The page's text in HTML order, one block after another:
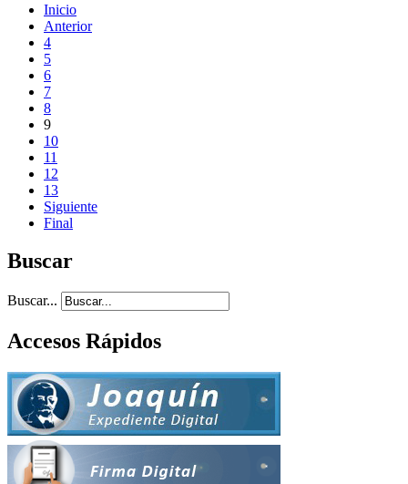
Inicio
Anterior
4
5
6
7
8
9
10
11
12
13
Siguiente
Final
Buscar
Buscar...
Accesos Rápidos